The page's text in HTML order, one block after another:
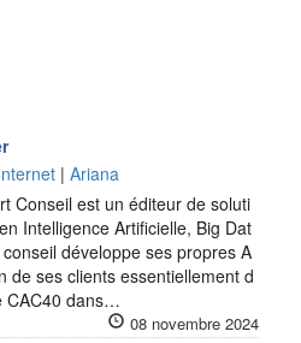
| Ariana
Conseil est un éditeur de soluti
Intelligence Artificielle, Big Dat
développe ses propres A
de ses clients essentiellement d
CAC40 dans…
08 novembre 2024